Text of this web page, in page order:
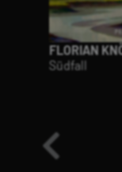
FLORIAN
Südfall